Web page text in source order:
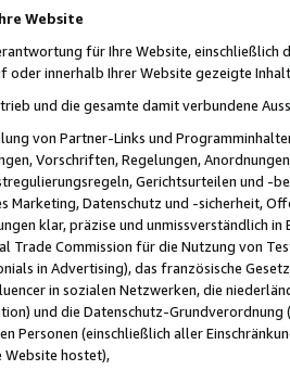
Website
für Ihre Website,
oder innerhalb Ihrer Website gezeigte
und die gesamte damit verbundene
von Partner-Links und
Vorschriften, Regelungen,
Gerichtsurteilen und -
Marketing, Datenschutz und -sicherheit,
klar, präzise und unmissverständlich
Trade Commission für die Nutzung von
in Advertising), das französische
in sozialen Netzwerken, die
und die Datenschutz-
Personen (einschließlich aller
Website hostet),